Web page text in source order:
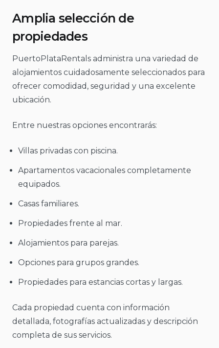
Amplia selección de
propiedades
PuertoPlataRentals administra una variedad de
alojamientos cuidadosamente seleccionados para
ofrecer comodidad, seguridad y una excelente
ubicación.
Entre nuestras opciones encontrarás:
Villas privadas con piscina.
Apartamentos vacacionales completamente
equipados.
Casas familiares.
Propiedades frente al mar.
Alojamientos para parejas.
Opciones para grupos grandes.
Propiedades para estancias cortas y largas.
Cada propiedad cuenta con información
detallada, fotografías actualizadas y descripción
completa de sus servicios.